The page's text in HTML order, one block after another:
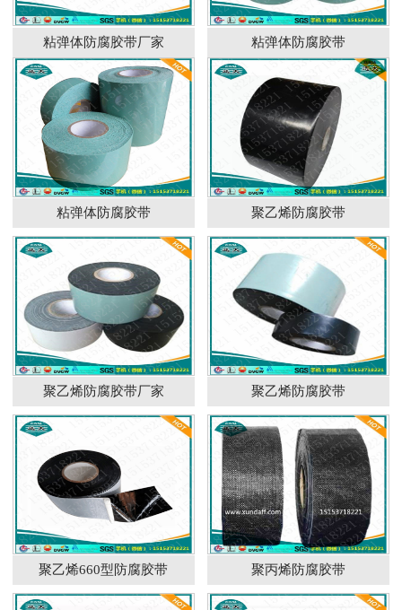
粘弹体防腐胶带厂家 粘弹体防腐胶带
粘弹体防腐胶带 聚乙烯防腐胶带
聚乙烯防腐胶带厂家 聚乙烯防腐胶带
聚乙烯660型防腐胶带 聚丙烯防腐胶带